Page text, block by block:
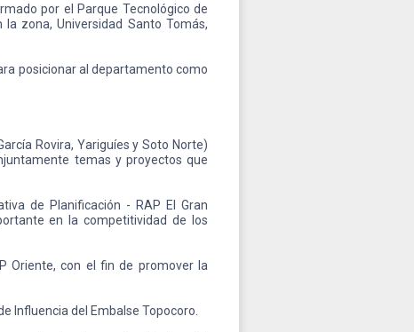
por el Parque Tecnológico de
zona, Universidad Santo Tomás,
posicionar al departamento como
Rovira, Yariguíes y Soto Norte)
temas y proyectos que
de Planificación - RAP El Gran
en la competitividad de los
Oriente, con el fin de promover la
Influencia del Embalse Topocoro.